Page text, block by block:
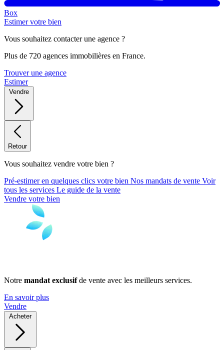
Box
Estimer votre bien
Vous souhaitez contacter une agence ?
Plus de 720 agences immobilières en France.
Trouver une agence
Estimer
Vendre
Retour
Vous souhaitez vendre votre bien ?
Pré-estimer en quelques clics votre bien Nos mandats de vente Voir
tous les services Le guide de la vente
Vendre votre bien
Notre mandat exclusifde vente avec les meilleurs services.
En savoir plus
Vendre
Acheter